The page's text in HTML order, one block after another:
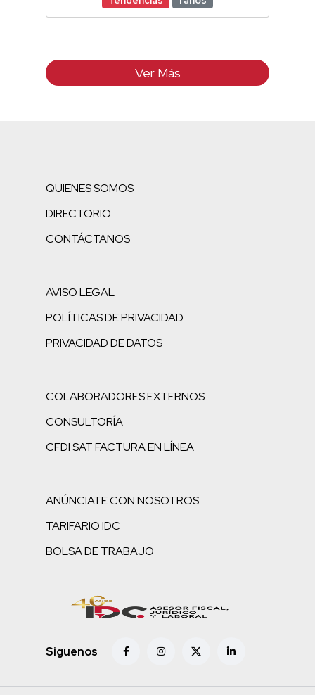
Ver Más
QUIENES SOMOS
DIRECTORIO
CONTÁCTANOS
AVISO LEGAL
POLÍTICAS DE PRIVACIDAD
PRIVACIDAD DE DATOS
COLABORADORES EXTERNOS
CONSULTORÍA
CFDI SAT FACTURA EN LÍNEA
ANÚNCIATE CON NOSOTROS
TARIFARIO IDC
BOLSA DE TRABAJO
Siguenos